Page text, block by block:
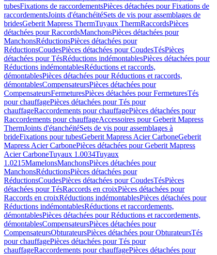
tubesFixations de raccordementsPièces détachées pour Fixations de
raccordementsJoints d'étanchéitéSets de vis pour assemblages de
bridesGeberit Mapress ThermTuyaux ThermRaccordsPièces
détachées pour RaccordsManchonsPièces détachées pour
ManchonsRéductionsPièces détachées pour
RéductionsCoudesPièces détachées pour CoudesTésPièces
détachées pour TésRéductions indémontablesPièces détachées pour
Réductions indémontablesRéductions et raccords,
démontablesPièces détachées pour Réductions et raccords,
démontablesCompensateursPièces détachées pour
CompensateursFermeturesPièces détachées pour FermeturesTés
pour chauffagePièces détachées pour Tés pour
chauffageRaccordements pour chauffagePièces détachées pour
Raccordements pour chauffageAccessoires pour Geberit Mapress
ThermJoints d'étanchéitéSets de vis pour assemblages à
brideFixations pour tubesGeberit Mapress Acier CarboneGeberit
Mapress Acier CarbonePièces détachées pour Geberit Mapress
Acier CarboneTuyaux 1.0034Tuyaux
1.0215MamelonsManchonsPièces détachées pour
ManchonsRéductionsPièces détachées pour
RéductionsCoudesPièces détachées pour CoudesTésPièces
détachées pour TésRaccords en croixPièces détachées pour
Raccords en croixRéductions indémontablesPièces détachées pour
Réductions indémontablesRéductions et raccordements,
démontablesPièces détachées pour Réductions et raccordements,
démontablesCompensateursPièces détachées pour
CompensateursObturateursPièces détachées pour ObturateursTés
pour chauffagePièces détachées pour Tés pour
chauffageRaccordements pour chauffagePièces détachées pour